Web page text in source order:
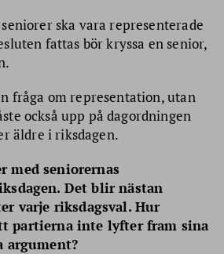
ska vara representerade
fattas bör kryssa en senior,
fråga om representation, utan
också upp på dagordningen
äldre i riksdagen.
med seniorernas
Det blir nästan
varje riksdagsval. Hur
partierna inte lyfter fram sina
argument?